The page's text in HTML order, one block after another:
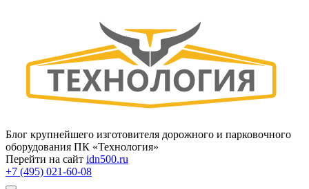
Блог крупнейшего изготовителя дорожного и парковочного
оборудования ПК «Технология»
Перейти на сайт idn500.ru
+7 (495) 021-60-08